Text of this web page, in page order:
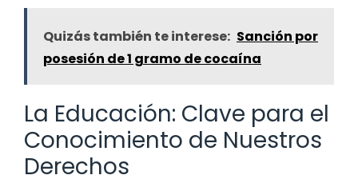
Quizás también te interese: Sanción por
posesión de 1 gramo de cocaína
La Educación: Clave para el
Conocimiento de Nuestros
Derechos